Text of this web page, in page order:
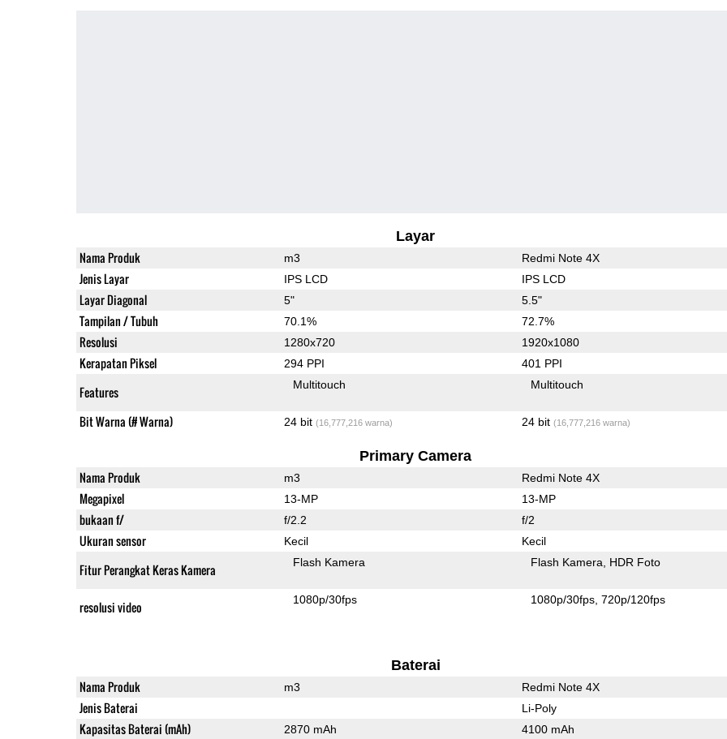
Layar
Nama Produk m3 Redmi Note 4X
Jenis Layar IPS LCD IPS LCD
Layar Diagonal 5" 5.5"
Tampilan / Tubuh 70.1% 72.7%
Resolusi 1280x720 1920x1080
Kerapatan Piksel 294 PPI 401 PPI
Features Multitouch Multitouch
Bit Warna (# Warna) 24 bit (16,777,216 warna) 24 bit (16,777,216 warna)
Primary Camera
Nama Produk m3 Redmi Note 4X
Megapixel 13-MP 13-MP
bukaan f/ f/2.2 f/2
Ukuran sensor Kecil Kecil
Fitur Perangkat Keras Kamera Flash Kamera Flash Kamera HDR Foto
resolusi video 1080p/30fps 1080p/30fps 720p/120fps
Baterai
Nama Produk m3 Redmi Note 4X
Jenis Baterai Li-Poly
Kapasitas Baterai (mAh) 2870 mAh 4100 mAh